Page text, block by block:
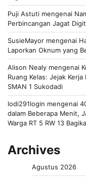
Puji Astuti mengenai
Perbincangan Jagat
SusieMayor mengenai
Laporkan Oknum yang
Alison Nealy mengenai
Ruang Kelas: Jejak
SMAN 1 Sukodadi
lodi291login mengenai
dalam Beberapa Menit,
Warga RT 5 RW 13
Archives
Agustus 2026